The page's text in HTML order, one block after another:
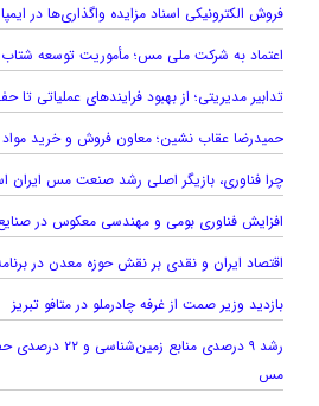
فروش الکترونیکی اسناد مزایده واگذاری‌ها در
اعتماد به شرکت ملی مس؛ مأموریت توسعه
تدابیر مدیریتی؛ از بهبود فرایندهای عملیاتی تا
حمیدرضا عقاب نشین؛ معاون فروش و خرید مواد
چرا فناوری، بازیگر اصلی رشد صنعت مس ایران
افزایش فناوری بومی و مهندسی معکوس در
اقتصاد ایران و نقدی بر نقش حوزه معدن در
بازدید وزیر صمت از غرفه چادرملو در متافو تبریز
رشد ۹ درصدی
مس